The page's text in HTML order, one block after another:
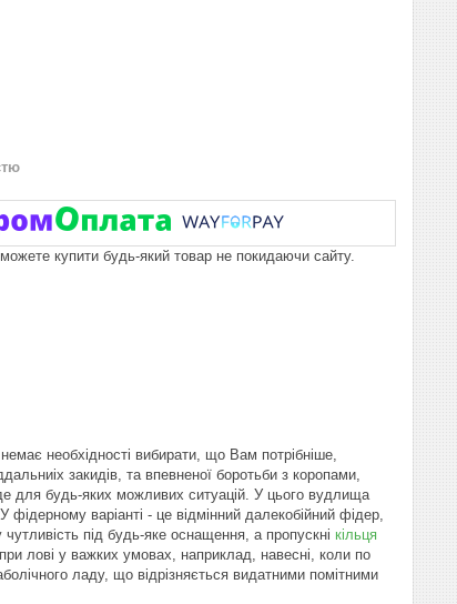
купити будь-який товар не покидаючи сайту.
необхідності вибирати, що Вам потрібніше,
закидів, та впевненої боротьби з коропами,
для будь-яких можливих ситуацій. У цього вудлища
варіанті - це відмінний далекобійний фідер,
під будь-яке оснащення, а пропускні кільця
лові у важких умовах, наприклад, навесні, коли по
ладу, що відрізняється видатними помітними